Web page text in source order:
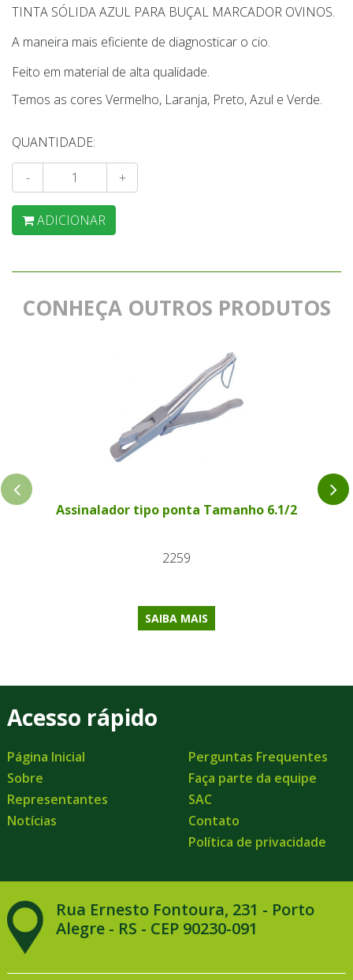
TINTA SÓLIDA AZUL PARA BUÇAL MARCADOR OVINOS.
A maneira mais eficiente de diagnosticar o cio.
Feito em material de alta qualidade.
Temos as cores Vermelho, Laranja, Preto, Azul e Verde.
QUANTIDADE:
- +
ADICIONAR
CONHEÇA OUTROS PRODUTOS
Assinalador tipo ponta Tamanho 6.1/2
2259
SAIBA MAIS
Acesso rápido
Página Inicial
Sobre
Representantes
Notícias
Perguntas Frequentes
Faça parte da equipe
SAC
Contato
Política de privacidade
Rua Ernesto Fontoura, 231 - Porto
Alegre - RS - CEP 90230-091